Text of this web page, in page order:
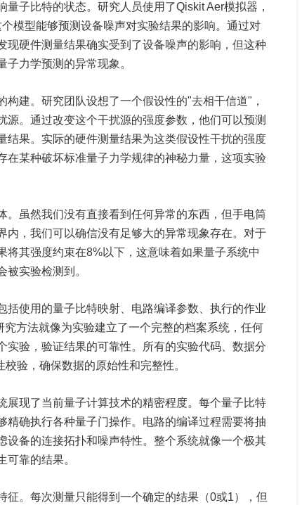
子比特的状态。研究人员使用了Qiskit Aer模拟器，
模型能够预测设备噪声对实验结果的影响。通过对
硬件测量结果确实受到了设备噪声的影响，但这种
力学预测的异常现象。
建。研究团队设想了一个假设性的"去相干信道"，
。通过改变这个干扰源的强度参数，他们可以预测
果。实际的硬件测量结果为这类假设性干扰的强度
某种破坏标准量子力学规律的神秘力量，这项实验
虽然我们没有直接看到任何异常的东西，但手电筒
，我们可以确信没有足够大的异常现象存在。对于
其强度约束在8%以下，这意味着如果量子系统中
实验检测到。
使用的量子比特映射、电路编译参数、执行的作业
方法就像为实验建立了一个完整的档案系统，任何
验，验证结果的可靠性。所有的实验代码、数据分
验，确保数据的原始性和完整性。
展现了当前量子计算技术的精密程度。每个量子比特
确执行各种量子门操作。电路的编译过程需要将抽
备的连接拓扑和噪声特性。整个系统就像一个极其
靠的结果。
。每次测量只能得到一个确定的结果（0或1），但